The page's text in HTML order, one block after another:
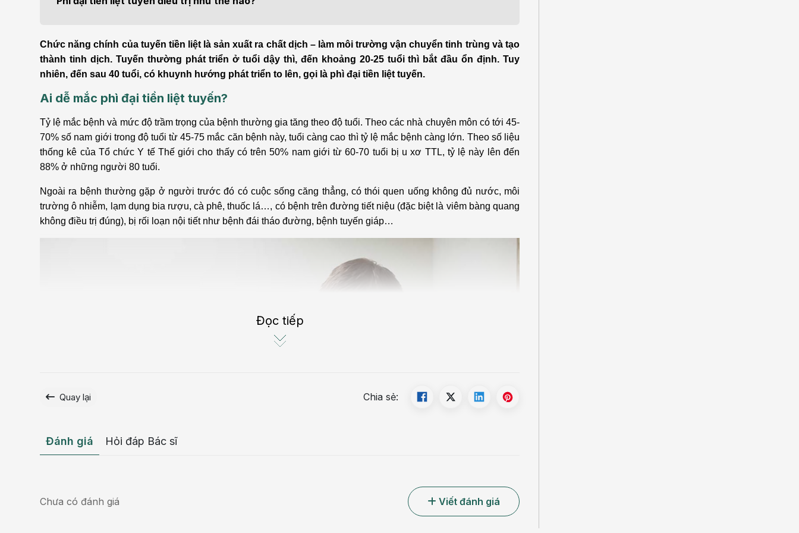
Tiêu hóa - Gan - Mật
cực
Thận - Tiết niệu
Vật lý trị liệu - Phục hồi
Chấn thương chỉnh hình
Ngoại khoa
Tâm lý và sức khỏe tâm
Nam học
Chức năng chính của tuyến tiền liệt là sản xuất ra chất dịch – làm môi trường vận chuyển tinh trùng và tạo
thành tinh dịch. Tuyến thường phát triển ở tuổi dậy thì, đến khoảng 20-25 tuổi thì bắt đầu ổn định. Tuy
nhiên, đến sau 40 tuổi, có khuynh hướng phát triển to lên, gọi là phì đại tiền liệt tuyến.
Ai dễ mắc phì đại tiền liệt tuyến?
Tỷ lệ mắc bệnh và mức độ trầm trọng của bệnh thường gia tăng theo độ tuổi. Theo các nhà chuyên môn có tới 45-
70% số nam giới trong độ tuổi từ 45-75 mắc căn bệnh này, tuổi càng cao thì tỷ lệ mắc bệnh càng lớn. Theo số liệu
thống kê của Tổ chức Y tế Thế giới cho thấy có trên 50% nam giới từ 60-70 tuổi bị u xơ TTL, tỷ lệ này lên đến
88% ở những người 80 tuổi.
Ngoài ra bệnh thường gặp ở người trước đó có cuộc sống căng thẳng, có thói quen uống không đủ nước, môi
trường ô nhiễm, lạm dụng bia rượu, cà phê, thuốc lá…, có bệnh trên đường tiết niệu (đặc biệt là viêm bàng quang
không điều trị đúng), bị rối loạn nội tiết như bệnh đái tháo đường, bệnh tuyến giáp…
Đọc tiếp
Quay lại Chia sẻ:
Đánh giá Hỏi đáp Bác sĩ
Chưa có đánh giá Viết đánh giá